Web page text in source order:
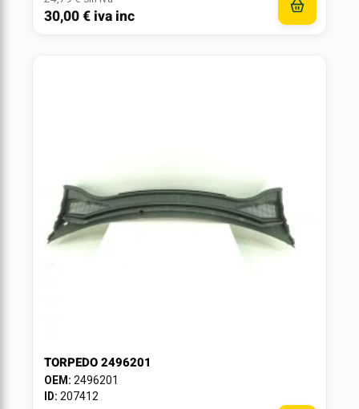
30,00 € iva inc
TORPEDO 2496201
OEM: 2496201
ID: 207412